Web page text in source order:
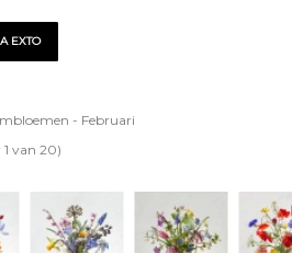
EXTO
- Februari
van 20)